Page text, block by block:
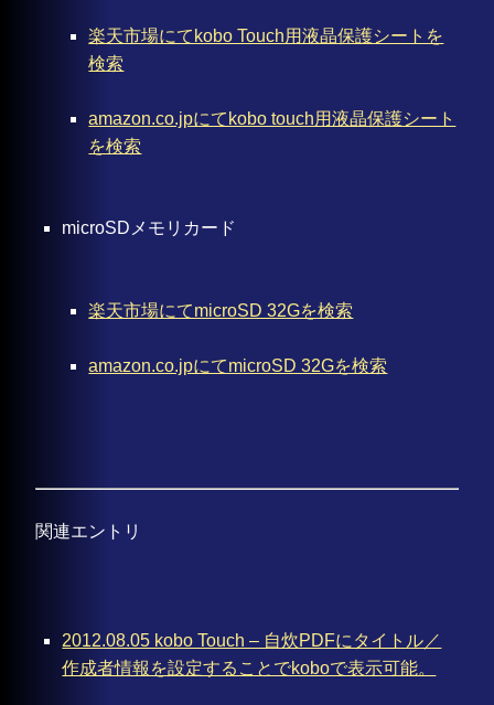
楽天市場にてkobo Touch用液晶保護シートを
検索
amazon.co.jpにてkobo touch用液晶保護シート
を検索
microSDメモリカード
楽天市場にてmicroSD 32Gを検索
amazon.co.jpにてmicroSD 32Gを検索
関連エントリ
2012.08.05 kobo Touch – 自炊PDFにタイトル／
作成者情報を設定することでkoboで表示可能。